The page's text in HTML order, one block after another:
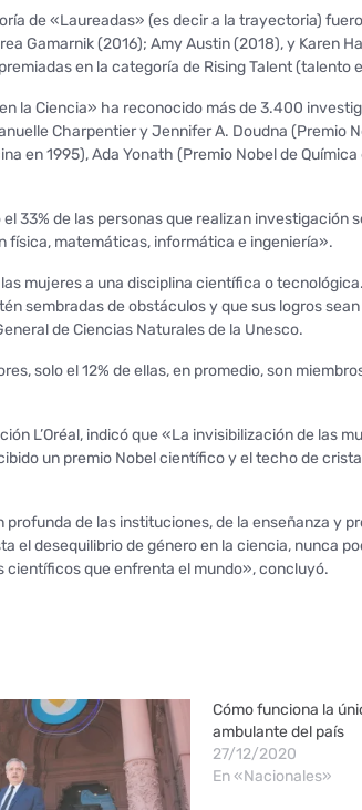
de «Laureadas» (es decir a la trayectoria)
Gamarnik (2016); Amy Austin (2018), y Karen
en la categoría de Rising Talent (talento
la Ciencia» ha reconocido más de 3.400
Charpentier y Jennifer A. Doudna (Premio
en 1995), Ada Yonath (Premio Nobel de
33% de las personas que realizan investigación
física, matemáticas, informática e ingeniería».
mujeres a una disciplina científica o
sembradas de obstáculos y que sus logros
de Ciencias Naturales de la Unesco.
solo el 12% de ellas, en promedio, son
L’Oréal, indicó que «La invisibilización de las
un premio Nobel científico y el techo de
de las instituciones, de la enseñanza y
el desequilibrio de género en la ciencia, nunca
científicos que enfrenta el mundo», concluyó.
Cómo funciona la
ambulante del país
27/12/2020
En «Nacionales»